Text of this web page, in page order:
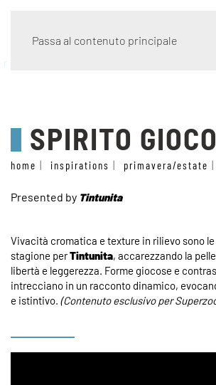
Passa al contenuto principale
racconti materici
SPIRITO
home inspirations primavera/estate
Presented by Tintunita
Vivacità cromatica e texture in rilievo sono
stagione perTintunita, accarezzando la
libertà e leggerezza. Forme giocose e
intrecciano in un racconto dinamico,
e istintivo. (Contenuto esclusivo per